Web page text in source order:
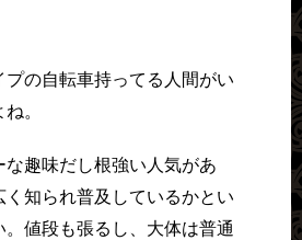
プの自転車持ってる人間がい
。
な趣味だし根強い人気があ
く知られ普及しているかとい
。値段も張るし、大体は普通